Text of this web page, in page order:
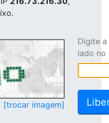
[trocar imagem]
Digite
lado no